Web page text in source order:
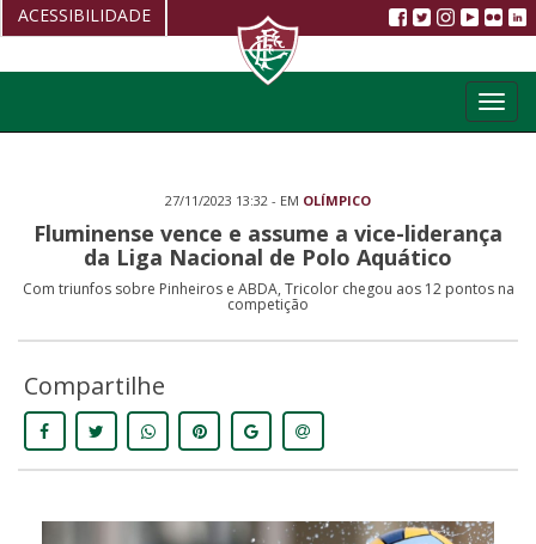
27/11/2023 13:32 - EM OLÍMPICO
Fluminense vence e assume a vice-liderança
da Liga Nacional de Polo Aquático
Com triunfos sobre Pinheiros e ABDA, Tricolor chegou aos 12 pontos na
competição
Compartilhe
ACESSIBILIDADE